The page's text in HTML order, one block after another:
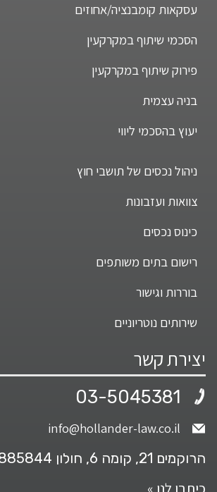
עסקאות קומבנציה/אחוזים
הסכמי שיתוף במקרקעין
פירוק שיתוף במקרקעין
בניה עצמית
יעוץ בהסכמי ליווי
ניהול נכסים של תושבי חוץ
צוואות ועזבונות
כינוס נכסים
רישום בתים משותפים
בוררות וגישור
שירותים נוטריוניים
יצירת קשר
03-5045381
info@hollander-law.co.il
הרוקמים 21, קומה 6, חולון 5885844
כיתבו לנו »